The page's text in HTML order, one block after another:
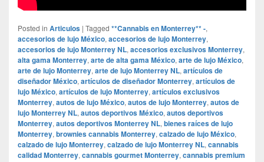
Posted in Articulos | Tagged **Cannabis en Monterrey** -,
accesorios de lujo México, accesorios de lujo Monterrey,
accesorios de lujo Monterrey NL, accesorios exclusivos Monterrey,
alta gama Monterrey, arte de alta gama México, arte de lujo México,
arte de lujo Monterrey, arte de lujo Monterrey NL, artículos de
diseñador México, artículos de diseñador Monterrey, artículos de
lujo México, artículos de lujo Monterrey, artículos exclusivos
Monterrey, autos de lujo México, autos de lujo Monterrey, autos de
lujo Monterrey NL, autos deportivos México, autos deportivos
Monterrey, autos deportivos Monterrey NL, bienes raíces de lujo
Monterrey, brownies cannabis Monterrey, calzado de lujo México,
calzado de lujo Monterrey, calzado de lujo Monterrey NL, cannabis
calidad Monterrey, cannabis gourmet Monterrey, cannabis premium